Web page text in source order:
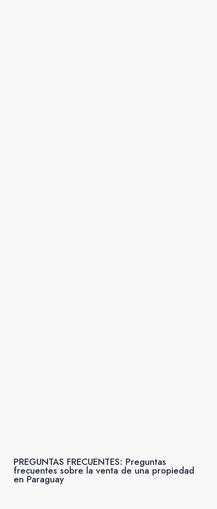
PREGUNTAS FRECUENTES: Preguntas
frecuentes sobre la venta de una propiedad
en Paraguay